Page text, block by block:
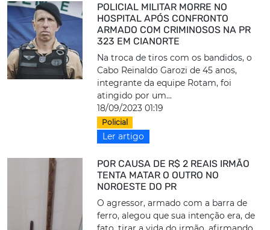
POLICIAL MILITAR MORRE NO
HOSPITAL APÓS CONFRONTO
ARMADO COM CRIMINOSOS NA PR
323 EM CIANORTE
Na troca de tiros com os bandidos, o
Cabo Reinaldo Garozi de 45 anos,
integrante da equipe Rotam, foi
atingido por um...
18/09/2023 01:19
Policial
Ler artigo
POR CAUSA DE R$ 2 REAIS IRMÃO
TENTA MATAR O OUTRO NO
NOROESTE DO PR
O agressor, armado com a barra de
ferro, alegou que sua intenção era, de